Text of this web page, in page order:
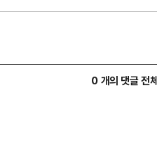
0 개의 댓글 전